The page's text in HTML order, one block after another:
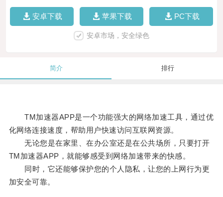
安卓下载 苹果下载 PC下载
安卓市场，安全绿色
简介 排行
TM加速器APP是一个功能强大的网络加速工具，通过优
化网络连接速度，帮助用户快速访问互联网资源。
无论您是在家里、在办公室还是在公共场所，只要打开
TM加速器APP，就能够感受到网络加速带来的快感。
同时，它还能够保护您的个人隐私，让您的上网行为更
加安全可靠。